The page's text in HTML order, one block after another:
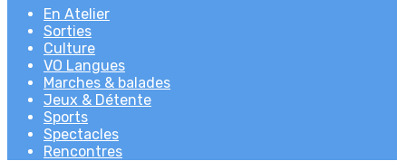
En Atelier
Sorties
Culture
VO Langues
Marches & balades
Jeux & Détente
Sports
Spectacles
Rencontres